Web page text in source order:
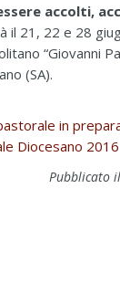
accolti,
il 21, 22 e 28
“Giovanni
(SA).
in
Diocesano 2016
Pubblicato